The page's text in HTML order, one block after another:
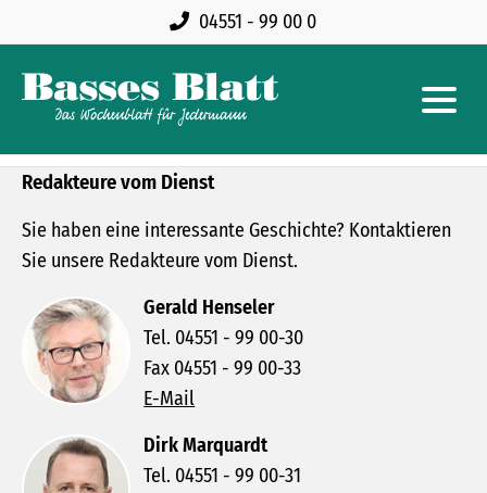
04551 - 99 00 0
Redakteure vom Dienst
Sie haben eine interessante Geschichte? Kontaktieren
Sie unsere Redakteure vom Dienst.
Gerald Henseler
Tel. 04551 - 99 00-30
Fax 04551 - 99 00-33
E-Mail
Dirk Marquardt
Tel. 04551 - 99 00-31